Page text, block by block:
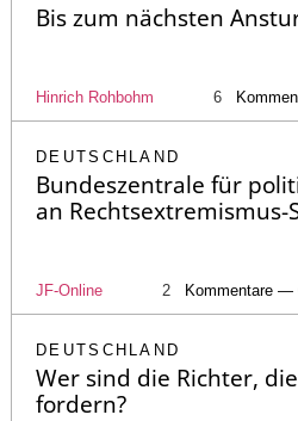
Bis zum nächsten
Hinrich Rohbohm 6
DEUTSCHLAND
Bundeszentrale für
an
JF-Online 2 Kommentare —
DEUTSCHLAND
Wer sind die Richter,
fordern?